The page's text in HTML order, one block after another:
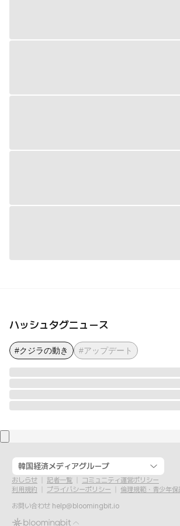
ハッシュタグニュース
#クジラの動き #アップデート
韓国経済メディアグループ
おしらせ 記者一覧
コミュニティ運営ポリシー
利用規約
プライバシーポリシー
倫理規範・青少年保
お問い合わせ help@bloomingbit.io